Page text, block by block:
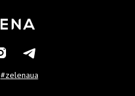
#zelenaua